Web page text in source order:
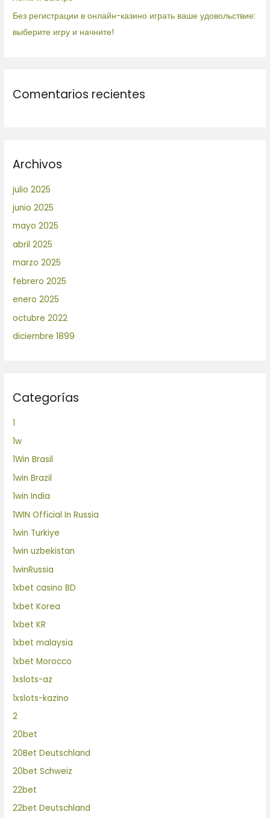
Без регистрации в онлайн-казино играть ваше удовольствие:
выберите игру и начните!
Comentarios recientes
Archivos
julio 2025
junio 2025
mayo 2025
abril 2025
marzo 2025
febrero 2025
enero 2025
octubre 2022
diciembre 1899
Categorías
1
1w
1Win Brasil
1win Brazil
1win India
1WIN Official In Russia
1win Turkiye
1win uzbekistan
1winRussia
1xbet casino BD
1xbet Korea
1xbet KR
1xbet malaysia
1xbet Morocco
1xslots-az
1xslots-kazino
2
20bet
20Bet Deutschland
20bet Schweiz
22bet
22bet Deutschland